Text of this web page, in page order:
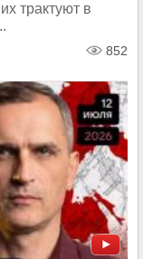
трактуют в
852